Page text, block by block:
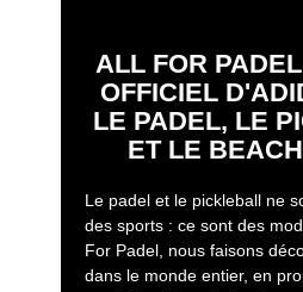
ALL FOR
OFFICIEL
LE PADEL, LE
ET LE
Le padel et le pickleball ne
des sports : ce sont des
For Padel, nous faisons
dans le monde entier, en